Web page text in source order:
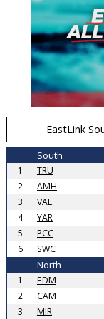
EastLink
South
1 TRU
2
AMH
3
VAL
4
YAR
5
PCC
6
SWC
North
1 EDM
2
CAM
3
MIR